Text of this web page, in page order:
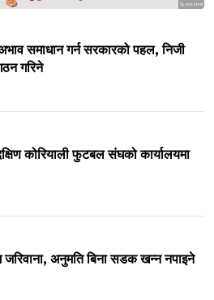
Sponsored
अभाव समाधान गर्न सरकारको पहल, निजी
गरिने
कोरियाली फुटबल संघको कार्यालयमा
अनुमति बिना सडक खन्न नपाइने